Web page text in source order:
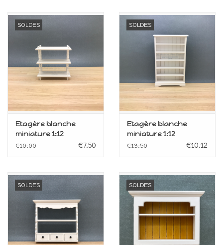
SOLDES
Etagère blanche
miniature 1:12
€10,00 €7,50
SOLDES
Etagère blanche
miniature 1:12
€13,50 €10,12
SOLDES SOLDES